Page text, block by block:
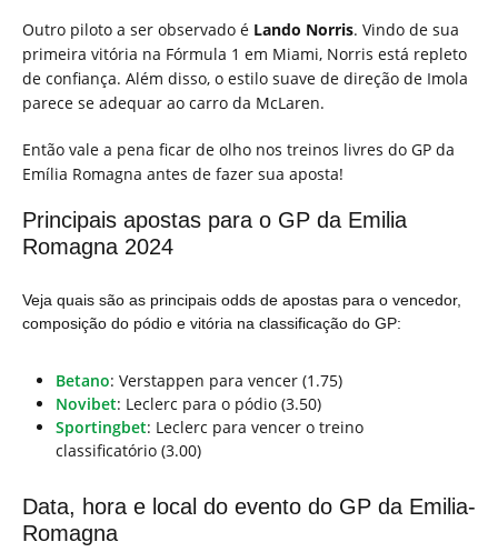
Outro piloto a ser observado é Lando Norris. Vindo de sua
primeira vitória na Fórmula 1 em Miami, Norris está repleto
de confiança. Além disso, o estilo suave de direção de Imola
parece se adequar ao carro da McLaren.
Então vale a pena ficar de olho nos treinos livres do GP da
Emília Romagna antes de fazer sua aposta!
Principais apostas para o GP da Emilia
Romagna 2024
Veja quais são as principais odds de apostas para o vencedor,
composição do pódio e vitória na classificação do GP:
Betano: Verstappen para vencer (1.75)
Novibet: Leclerc para o pódio (3.50)
Sportingbet: Leclerc para vencer o treino
classificatório (3.00)
Data, hora e local do evento do GP da Emilia-
Romagna